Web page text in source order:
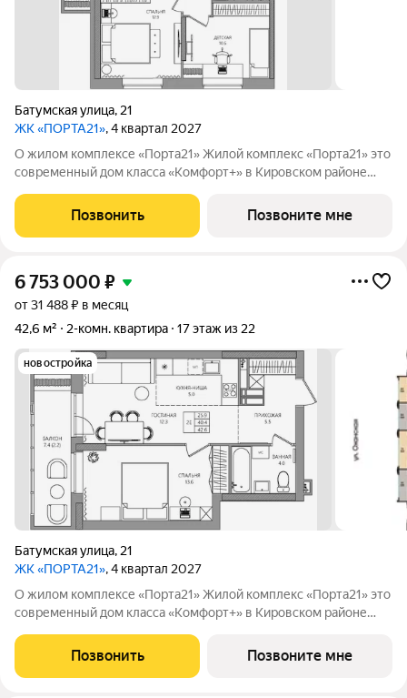
Батумская улица, 21
ЖК «ПОРТА21», 4 квартал 2027
О жилом комплексе «Порта21» Жилой комплекс «Порта21» это
современный дом класса «Комфорт+» в Кировском районе
баланс между городской жизнью и ощущением спокойствия.
Виды на Каму и близость
Позвонить Позвоните мне
6 753 000 ₽
от 31 488 ₽ в месяц
42,6 м²
2-комн. квартира 17 этаж из 22
новостройка
Батумская улица, 21
ЖК «ПОРТА21», 4 квартал 2027
О жилом комплексе «Порта21» Жилой комплекс «Порта21» это
современный дом класса «Комфорт+» в Кировском районе
баланс между городской жизнью и ощущением спокойствия.
Виды на Каму и близость
Позвонить Позвоните мне